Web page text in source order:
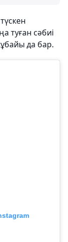
туған сәбиі
да бар.